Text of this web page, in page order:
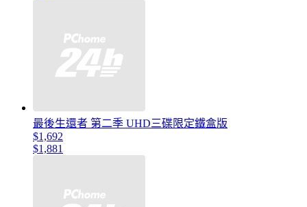
最後生還者 第二季 UHD三碟限定鐵盒版
$1,692
$1,881